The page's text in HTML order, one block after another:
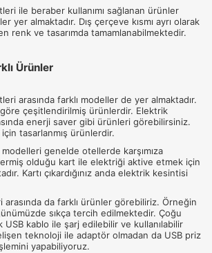
ile beraber kullanımı sağlanan ürünler
yer almaktadır. Dış çerçeve kısmı ayrı olarak
renk ve tasarımda tamamlanabilmektedir.
Ürünler
arasında farklı modeller de yer almaktadır.
çeşitlendirilmiş ürünlerdir. Elektrik
enerji saver gibi ürünleri görebilirsiniz.
tasarlanmış ürünlerdir.
genelde otellerde karşımıza
olduğu kart ile elektriği aktive etmek için
Kartı çıkardığınız anda elektrik kesintisi
da farklı ürünler görebiliriz. Örneğin
sıkça tercih edilmektedir. Çoğu
USB kablo ile şarj edilebilir ve kullanılabilir
teknoloji ile adaptör olmadan da USB priz
yapabiliyoruz.